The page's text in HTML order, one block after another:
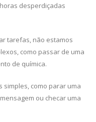
desperdiçadas
tarefas, não estamos
como passar de uma
de química.
simples, como parar uma
ou checar uma